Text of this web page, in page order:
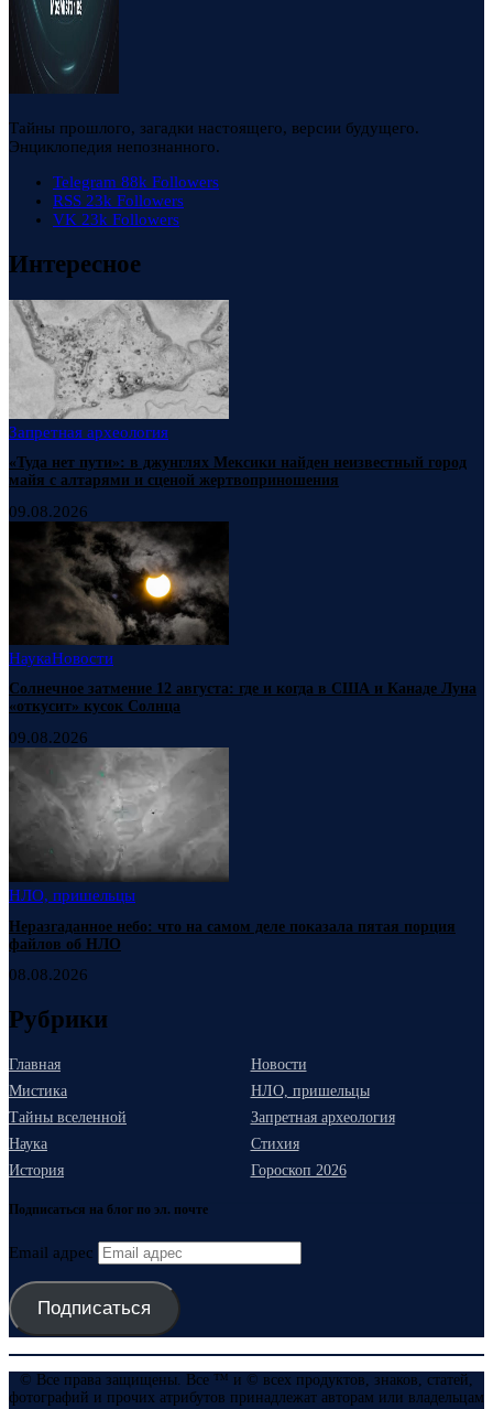
Тайны прошлого, загадки настоящего, версии будущего.
Энциклопедия непознанного.
Telegram 88k Followers
RSS 23k Followers
VK 23k Followers
Интересное
Запретная археология
«Туда нет пути»: в джунглях Мексики найден неизвестный город
майя с алтарями и сценой жертвоприношения
09.08.2026
НаукаНовости
Солнечное затмение 12 августа: где и когда в США и Канаде Луна
«откусит» кусок Солнца
09.08.2026
НЛО, пришельцы
Неразгаданное небо: что на самом деле показала пятая порция
файлов об НЛО
08.08.2026
Рубрики
Главная
Новости
Мистика
НЛО, пришельцы
Тайны вселенной
Запретная археология
Наука
Стихия
История
Гороскоп 2026
Подписаться на блог по эл. почте
Email адрес
Подписаться
© Все права защищены. Все ™ и © всех продуктов, знаков, статей,
фотографий и прочих атрибутов принадлежат авторам или владельцам